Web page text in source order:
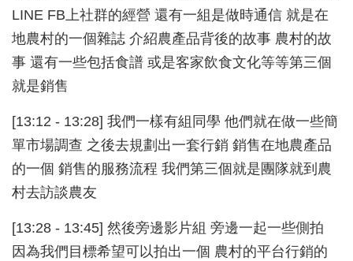
LINE FB上社群的經營 還有一組是做時通信 就是在
地農村的一個雜誌 介紹農產品背後的故事 農村的故
事 還有一些包括食譜 或是客家飲食文化等等第三個
就是銷售
[13:12 - 13:28] 我們一樣有組同學 他們就在做一些簡
單市場調查 之後去規劃出一套行銷 銷售在地農產品
的一個 銷售的服務流程 我們第三個就是團隊就到農
村去訪談農友
[13:28 - 13:45] 然後旁邊影片組 旁邊一起一些側拍
因為我們目標希望可以拍出一個 農村的平台行銷的